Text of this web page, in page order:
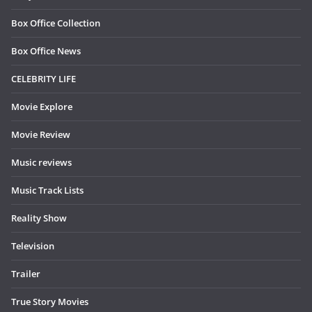
Box Office Collection
Box Office News
CELEBRITY LIFE
Movie Explore
Movie Review
Music reviews
Music Track Lists
Reality Show
Television
Trailer
True Story Movies